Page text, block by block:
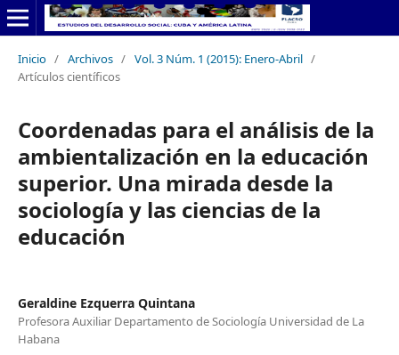
Inicio / Archivos / Vol. 3 Núm. 1 (2015): Enero-Abril /
Artículos científicos
Coordenadas para el análisis de la
ambientalización en la educación
superior. Una mirada desde la
sociología y las ciencias de la
educación
Geraldine Ezquerra Quintana
Profesora Auxiliar Departamento de Sociología Universidad de La
Habana